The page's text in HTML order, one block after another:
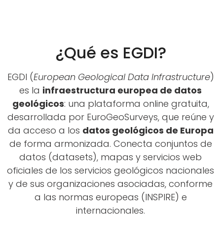
¿Qué es EGDI?
EGDI (European Geological Data Infrastructure)
es la infraestructura europea de datos
geológicos: una plataforma online gratuita,
desarrollada por EuroGeoSurveys, que reúne y
da acceso a los datos geológicos de Europa
de forma armonizada. Conecta conjuntos de
datos (datasets), mapas y servicios web
oficiales de los servicios geológicos nacionales
y de sus organizaciones asociadas, conforme
a las normas europeas (INSPIRE) e
internacionales.